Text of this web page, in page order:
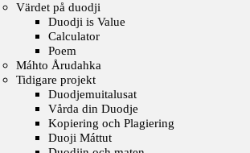
Värdet på duodji​
Duodji is Value
Calculator
Poem
Máhto Årudahka
Tidigare projekt
Duodjemuitalusat
Vårda din Duodje
Kopiering och Plagiering
Duoji Máttut